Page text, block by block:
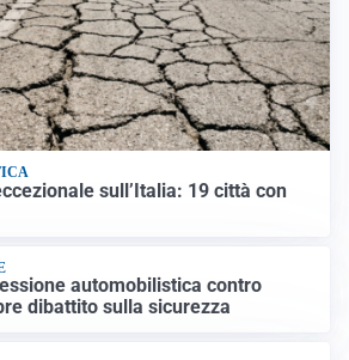
sull’Italia: 19 città con
automobilistica contro
dibattito sulla sicurezza